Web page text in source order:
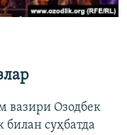
вазири Озодбек
билан суҳбатда